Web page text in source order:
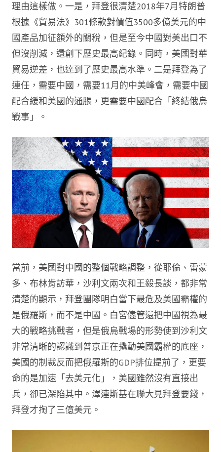
理由這樣做。一是，拜登很清楚2018年7月特朗普
根據《貿易法》301條款對價值3500多億美元的中
國產品加征額外的關稅，但是至今中國對美出口不
但沒削減，還創下歷史最高紀錄。同時，美國對華
貿易逆差，也達到了歷史最高水準。二是拜登為了
連任，需要中國，需要11月的中美峰會，需要中國
配合緩和美國的通脹，更需要中國配合「終結俄烏
戰事」。
當前，美國對中國的整個戰略調整，從耶倫、雷蒙
多、布林肯訪華，沙利文兩次和王毅長談，都非常
清楚的顯示，拜登團隊明白當下最危及美國霸權的
是俄羅斯，而不是中國。白宮儘管還把中國視為最
大的戰略挑戰者，但是俄烏戰場的形勢使到沙利文
非常清晰的認識到普京正在撬動美國霸權的底座，
美國的制裁反而把俄羅斯的GDP排位提前了，更要
命的是加速「去美元化」，美國雖然沒有直接出
兵，卻已深陷其中。澤連斯基在聯大見拜登要錢，
拜登才掏了三億美元。